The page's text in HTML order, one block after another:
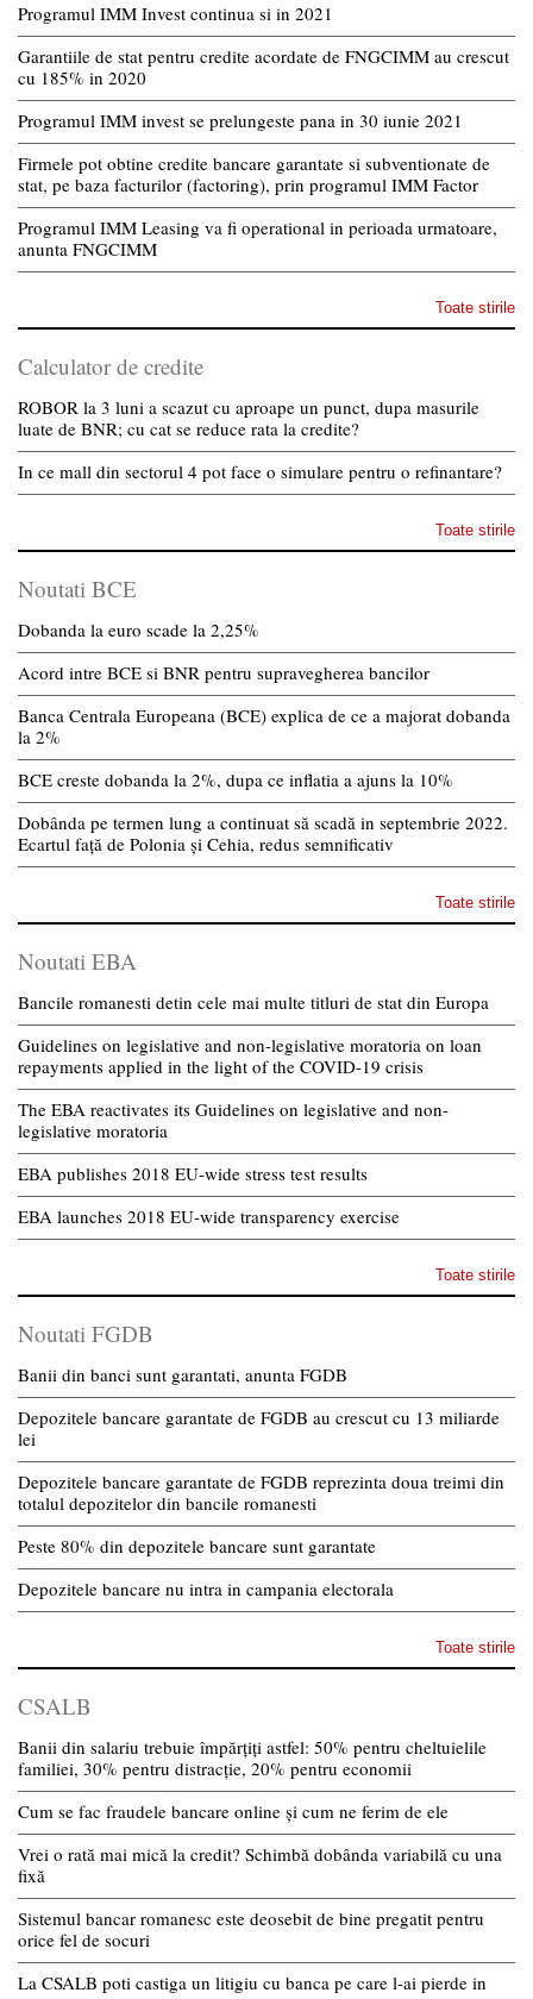
Programul IMM Invest continua si in 2021
Garantiile de stat pentru credite acordate de FNGCIMM au crescut
cu 185% in 2020
Programul IMM invest se prelungeste pana in 30 iunie 2021
Firmele pot obtine credite bancare garantate si subventionate de
stat, pe baza facturilor (factoring), prin programul IMM Factor
Programul IMM Leasing va fi operational in perioada urmatoare,
anunta FNGCIMM
Toate stirile
Calculator de credite
ROBOR la 3 luni a scazut cu aproape un punct, dupa masurile
luate de BNR; cu cat se reduce rata la credite?
In ce mall din sectorul 4 pot face o simulare pentru o refinantare?
Toate stirile
Noutati BCE
Dobanda la euro scade la 2,25%
Acord intre BCE si BNR pentru supravegherea bancilor
Banca Centrala Europeana (BCE) explica de ce a majorat dobanda
la 2%
BCE creste dobanda la 2%, dupa ce inflatia a ajuns la 10%
Dobânda pe termen lung a continuat să scadă in septembrie 2022.
Ecartul față de Polonia și Cehia, redus semnificativ
Toate stirile
Noutati EBA
Bancile romanesti detin cele mai multe titluri de stat din Europa
Guidelines on legislative and non-legislative moratoria on loan
repayments applied in the light of the COVID-19 crisis
The EBA reactivates its Guidelines on legislative and non-
legislative moratoria
EBA publishes 2018 EU-wide stress test results
EBA launches 2018 EU-wide transparency exercise
Toate stirile
Noutati FGDB
Banii din banci sunt garantati, anunta FGDB
Depozitele bancare garantate de FGDB au crescut cu 13 miliarde
lei
Depozitele bancare garantate de FGDB reprezinta doua treimi din
totalul depozitelor din bancile romanesti
Peste 80% din depozitele bancare sunt garantate
Depozitele bancare nu intra in campania electorala
Toate stirile
CSALB
Banii din salariu trebuie împărțiți astfel: 50% pentru cheltuielile
familiei, 30% pentru distracție, 20% pentru economii
Cum se fac fraudele bancare online și cum ne ferim de ele
Vrei o rată mai mică la credit? Schimbă dobânda variabilă cu una
fixă
Sistemul bancar romanesc este deosebit de bine pregatit pentru
orice fel de socuri
La CSALB poti castiga un litigiu cu banca pe care l-ai pierde in